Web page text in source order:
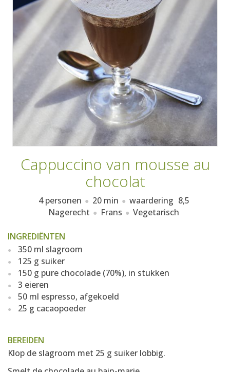
WEEKMENU'S
KOOKBOEKEN
Cappuccino van mousse au
chocolat
4 personen 20 min waardering 8,5
Nagerecht
Frans Vegetarisch
INGREDIËNTEN
350 ml slagroom
125 g suiker
150 g pure chocolade (70%), in stukken
3 eieren
50 ml espresso, afgekoeld
25 g cacaopoeder
BEREIDEN
Klop de slagroom met 25 g suiker lobbig.